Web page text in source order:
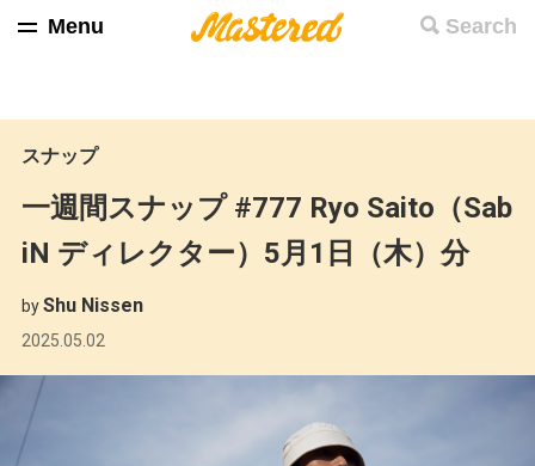
Search
Menu
スナップ
一週間スナップ #777 Ryo Saito（Sab
iN ディレクター）5月1日（木）分
byShu Nissen
2025.05.02